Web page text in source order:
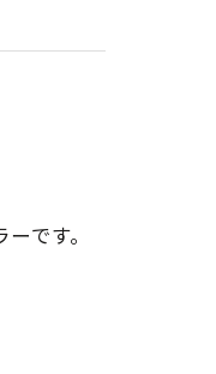
です。